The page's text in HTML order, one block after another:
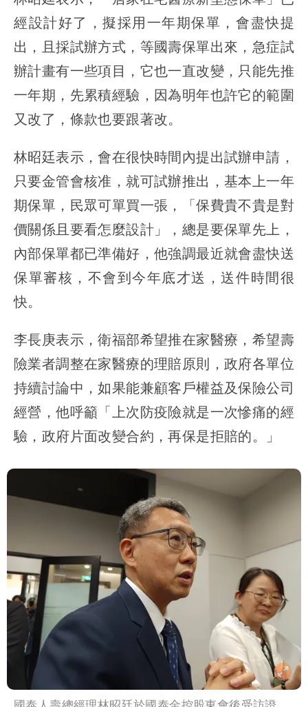
經設計好了，擬採用一年期保單，會盡快提
出，且採試辦方式，等國壽保單出來，急症試
辦計畫有一些項目，它也一直改變，只能先推
一年期，先累積經驗，因為明年也許它的範圍
又改了，條款也要跟著改。
林昭廷表示，會在很快時間內提出試辦申請，
只要金管會核准，就可試辦推出，基本上一年
期保單，民眾可單買一張，「保費貴不貴是對
價關係且要看怎麼設計」，總是要保單先上，
內部保單都已準備好，他強調最近就會盡快送
保單審核，不會到今年底才送，送件時間很
快。
李長庚表示，衛福部希望推在家醫療，希望壽
險業者調整在家醫療的理賠原則，政府各單位
持續討論中，如果能兼顧客戶權益及保險公司
經營，他呼籲「上次防疫險就是一次慘痛的經
驗，政府片面改變合約，再保是拒賠的。」